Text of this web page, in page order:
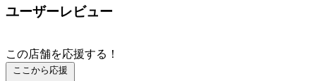
ユーザーレビュー
この店舗を応援する！
ここから応援